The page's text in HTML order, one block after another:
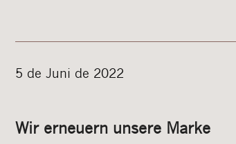
5 de Juni de 2022
Wir erneuern unsere Marke